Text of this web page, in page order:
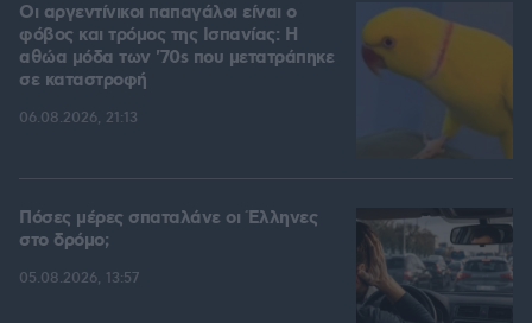
Οι αργεντίνικοι παπαγάλοι είναι ο
φόβος και τρόμος της Ισπανίας: Η
αθώα μόδα των '70s που μετατράπηκε
σε καταστροφή
06.08.2026, 21:13
Πόσες μέρες σπαταλάνε οι Έλληνες
στο δρόμο;
05.08.2026, 13:57